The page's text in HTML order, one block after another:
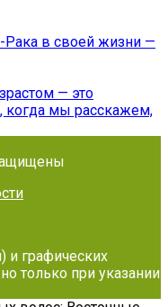
Рака в своей жизни —
— это
когда мы расскажем,
и графических
только при указании